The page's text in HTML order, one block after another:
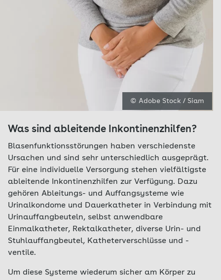
© Adobe Stock / Siam
Was sind ableitende Inkontinenzhilfen?
Blasenfunktionsstörungen haben verschiedenste
Ursachen und sind sehr unterschiedlich ausgeprägt.
Für eine individuelle Versorgung stehen vielfältigste
ableitende Inkontinenzhilfen zur Verfügung. Dazu
gehören Ableitungs- und Auffangsysteme wie
Urinalkondome und Dauerkatheter in Verbindung mit
Urinauffangbeuteln, selbst anwendbare
Einmalkatheter, Rektalkatheter, diverse Urin- und
Stuhlauffangbeutel, Katheterverschlüsse und -
ventile.
Um diese Systeme wiederum sicher am Körper zu